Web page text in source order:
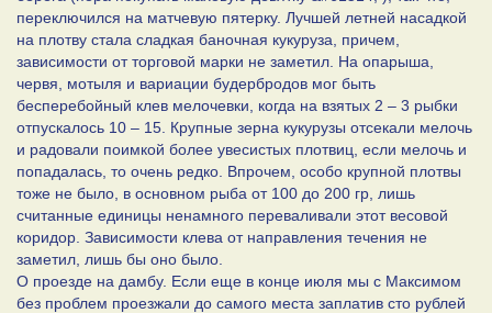
переключился на матчевую пятерку. Лучшей летней насадкой
на плотву стала сладкая баночная кукуруза, причем,
зависимости от торговой марки не заметил. На опарыша,
червя, мотыля и вариации будербродов мог быть
бесперебойный клев мелочевки, когда на взятых 2 – 3 рыбки
отпускалось 10 – 15. Крупные зерна кукурузы отсекали мелочь
и радовали поимкой более увесистых плотвиц, если мелочь и
попадалась, то очень редко. Впрочем, особо крупной плотвы
тоже не было, в основном рыба от 100 до 200 гр, лишь
считанные единицы ненамного переваливали этот весовой
коридор. Зависимости клева от направления течения не
заметил, лишь бы оно было.
О проезде на дамбу. Если еще в конце июля мы с Максимом
без проблем проезжали до самого места заплатив сто рублей